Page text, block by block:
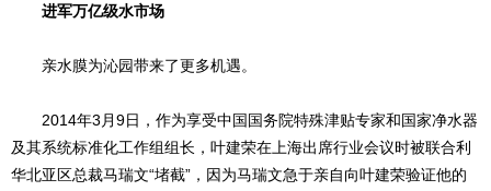
进军万亿级水市场
亲水膜为沁园带来了更多机遇。
2014年3月9日，作为享受中国国务院特殊津贴专家和国家净水器
及其系统标准化工作组组长，叶建荣在上海出席行业会议时被联合利
华北亚区总裁马瑞文“堵截”，因为马瑞文急于亲自向叶建荣验证他的